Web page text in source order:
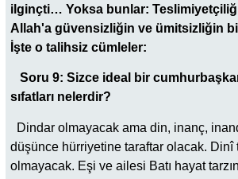
ilginçti… Yoksa bunlar:
Allah'a güvensizliğin ve ümitsizliğin
İşte o talihsiz cümleler:
Soru 9: Sizce ideal bir
sıfatları nelerdir?
Dindar olmayacak ama din, inanç,
düşünce hürriyetine taraftar olacak. Dinî
olmayacak. Eşi ve ailesi Batı hayat